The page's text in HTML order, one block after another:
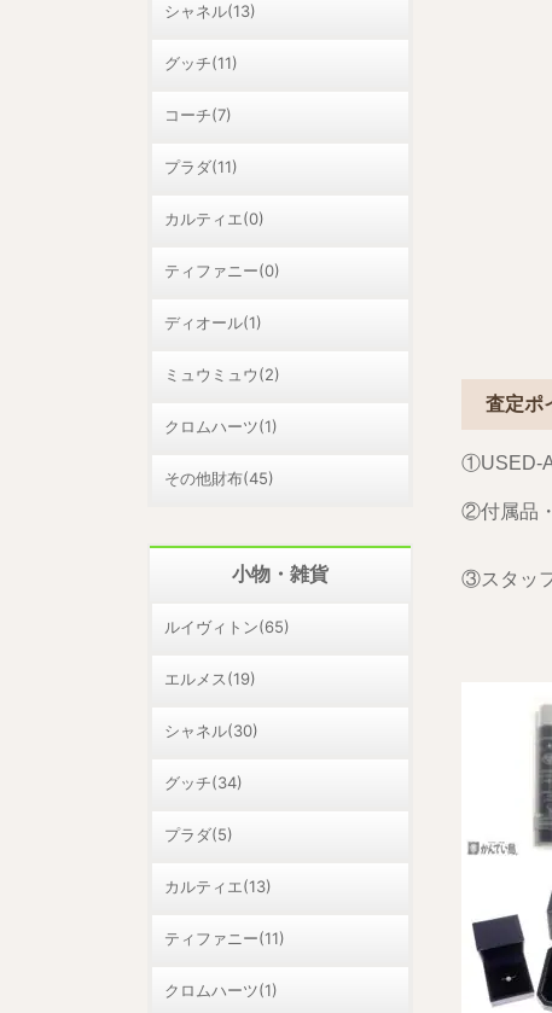
査定ポ
①USED-
②付属品
③スタッ
シャネル(13)
グッチ(11)
コーチ(7)
プラダ(11)
カルティエ(0)
ティファニー(0)
ディオール(1)
ミュウミュウ(2)
クロムハーツ(1)
その他財布(45)
小物・雑貨
ルイヴィトン(65)
エルメス(19)
シャネル(30)
グッチ(34)
プラダ(5)
カルティエ(13)
ティファニー(11)
クロムハーツ(1)